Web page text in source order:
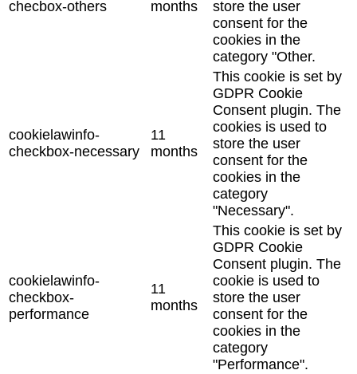
checbox-others months
store the user
consent for the
cookies in the
category "Other.
cookielawinfo-
checkbox-necessary
11
months
This cookie is set by
GDPR Cookie
Consent plugin. The
cookies is used to
store the user
consent for the
cookies in the
category
"Necessary".
cookielawinfo-
checkbox-
performance
11
months
This cookie is set by
GDPR Cookie
Consent plugin. The
cookie is used to
store the user
consent for the
cookies in the
category
"Performance".